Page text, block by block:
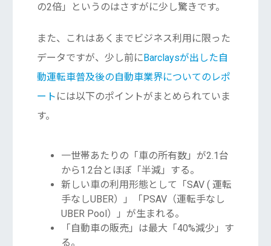
の2倍」というのはさすがに少し驚きです。
また、これはあくまでビジネス利用に限った
データですが、少し前にBarclaysが出した自
動運転車普及後の自動車業界についてのレポ
ート には以下のポイントがまとめられていま
す。
一世帯あたりの「車の所有数」が2.1台
から1.2台とほぼ「半減」する。
新しい車の利用形態として「SAV ( 運転
手なしUBER）」「PSAV（運転手なし
UBER Pool）」が生まれる。
「自動車の販売」は最大「40%減少」す
る。